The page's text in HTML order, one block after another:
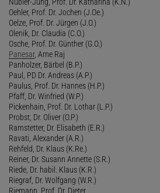
Oehler, Prof. Dr. Jochen (J.Oe.)
Oelze, Prof. Dr. Jürgen (J.O.)
Olenik, Dr. Claudia (C.O.)
Osche, Prof. Dr. Günther (G.O.)
Panesar, Arne Raj
Panholzer, Bärbel (B.P.)
Paul, PD Dr. Andreas (A.P.)
Paulus, Prof. Dr. Hannes (H.P.)
Pfaff, Dr. Winfried (W.P.)
Pickenhain, Prof. Dr. Lothar (L.P.)
Probst, Dr. Oliver (O.P.)
Ramstetter, Dr. Elisabeth (E.R.)
Ravati, Alexander (A.R.)
Rehfeld, Dr. Klaus (K.Re.)
Reiner, Dr. Susann Annette (S.R.)
Riede, Dr. habil. Klaus (K.R.)
Riegraf, Dr. Wolfgang (W.R.)
Riemann, Prof. Dr. Dieter